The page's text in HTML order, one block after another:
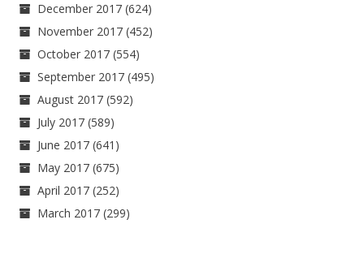
December 2017 (624)
November 2017 (452)
October 2017 (554)
September 2017 (495)
August 2017 (592)
July 2017 (589)
June 2017 (641)
May 2017 (675)
April 2017 (252)
March 2017 (299)